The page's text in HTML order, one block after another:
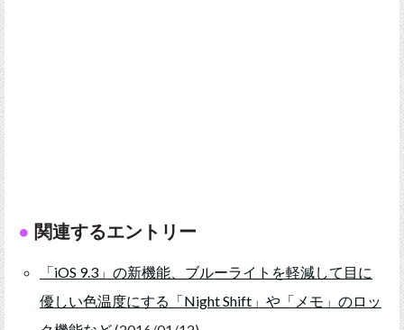
関連するエントリー
「iOS 9.3」の新機能、ブルーライトを軽減して目に
優しい色温度にする「Night Shift」や「メモ」のロッ